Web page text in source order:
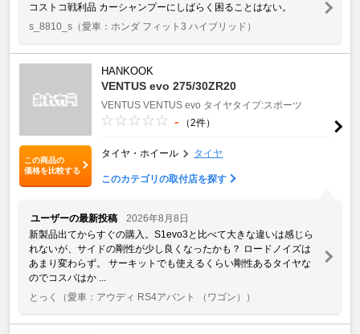
コストコ戦利品 カーシャンプーにしばらく困ることはない。
s_8810_s （愛車：ホンダ フィット3 ハイブリッド）
この商品の
価格を比較する
HANKOOK
VENTUS evo 275/30ZR20
VENTUS VENTUS evo タイヤタイプ:スポーツ
- （2件）
タイヤ・ホイール タイヤ
このカテゴリの取付店を探す
ユーザーの最新投稿
2026年8月8日
新製品出てからすぐの購入。S1evo3と比べて大きな違いは感じら
れないが、サイドの剛性が少し良くなったかも？ ロードノイズは
あまり変わらず。 サーキットでも使えるくらい剛性あるタイヤな
のでコスパはか ...
とっく
（愛車：アウディ RS4アバント （ワゴン））